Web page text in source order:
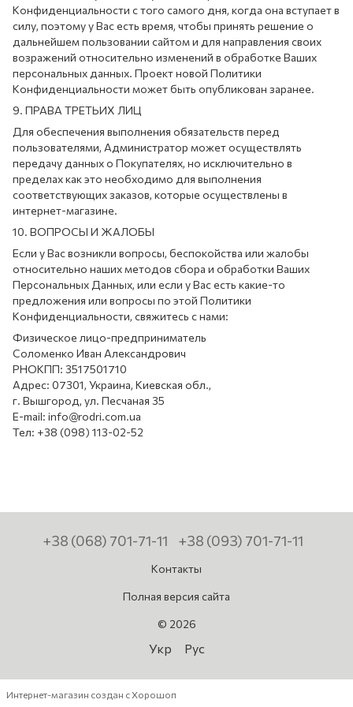
Конфиденциальности с того самого дня, когда она вступает в
силу, поэтому у Вас есть время, чтобы принять решение о
дальнейшем пользовании сайтом и для направления своих
возражений относительно изменений в обработке Ваших
персональных данных. Проект новой Политики
Конфиденциальности может быть опубликован заранее.
9. ПРАВА ТРЕТЬИХ ЛИЦ
Для обеспечения выполнения обязательств перед
пользователями, Администратор может осуществлять
передачу данных о Покупателях, но исключительно в
пределах как это необходимо для выполнения
соответствующих заказов, которые осуществлены в
интернет-магазине.
10. ВОПРОСЫ И ЖАЛОБЫ
Если у Вас возникли вопросы, беспокойства или жалобы
относительно наших методов сбора и обработки Ваших
Персональных Данных, или если у Вас есть какие-то
предложения или вопросы по этой Политики
Конфиденциальности, свяжитесь с нами:
Физическое лицо-предприниматель
Соломенко Иван Александрович
РНОКПП: 3517501710
Адрес: 07301, Украина, Киевская обл.,
г. Вышгород, ул. Песчаная 35
E-mail: info@rodri.com.ua
Тел: +38 (098) 113-02-52
+38 (068) 701-71-11 +38 (093) 701-71-11
Контакты
Полная версия сайта
© 2026
Укр Рус
Интернет-магазин создан с Хорошоп